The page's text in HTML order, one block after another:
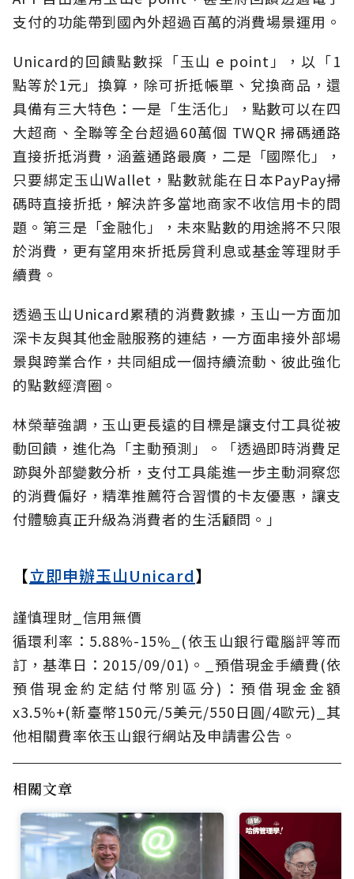
支付的功能帶到國內外超過百萬的消費場景運用。
Unicard的回饋點數採「玉山 e point」，以「1
點等於1元」換算，除可折抵帳單、兌換商品，還
具備有三大特色：一是「生活化」，點數可以在四
大超商、全聯等全台超過60萬個 TWQR 掃碼通路
直接折抵消費，涵蓋通路最廣，二是「國際化」，
只要綁定玉山Wallet，點數就能在日本PayPay掃
碼時直接折抵，解決許多當地商家不收信用卡的問
題。第三是「金融化」，未來點數的用途將不只限
於消費，更有望用來折抵房貸利息或基金等理財手
續費。
透過玉山Unicard累積的消費數據，玉山一方面加
深卡友與其他金融服務的連結，一方面串接外部場
景與跨業合作，共同組成一個持續流動、彼此強化
的點數經濟圈。
林榮華強調，玉山更長遠的目標是讓支付工具從被
動回饋，進化為「主動預測」。「透過即時消費足
跡與外部變數分析，支付工具能進一步主動洞察您
的消費偏好，精準推薦符合習慣的卡友優惠，讓支
付體驗真正升級為消費者的生活顧問。」
【立即申辦玉山Unicard】
謹慎理財_信用無價
循環利率：5.88%-15%_(依玉山銀行電腦評等而
訂，基準日：2015/09/01)。_預借現金手續費(依
預借現金約定結付幣別區分)：預借現金金額
x3.5%+(新臺幣150元/5美元/550日圓/4歐元)_其
他相關費率依玉山銀行網站及申請書公告。
相關文章